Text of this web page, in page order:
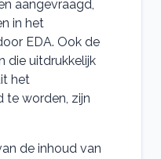
aangevraagd,
in het
EDA. Ook de
die uitdrukkelijk
het
te worden, zijn
de inhoud van